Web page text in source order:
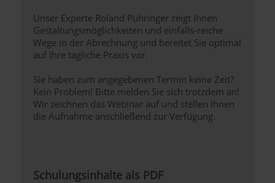
Unser Experte Roland Pühringer zeigt Ihnen
Gestaltungsmöglichkeiten und einfalls-reiche
Wege in der Abrechnung und bereitet Sie optimal
auf Ihre tägliche Praxis vor.
Sie haben zum angegebenen Termin keine Zeit?
Kein Problem! Bitte melden Sie sich trotzdem an!
Wir zeichnen das Webinar auf und stellen Ihnen
die Aufnahme anschließend zur Verfügung.
Schulungsinhalte als PDF